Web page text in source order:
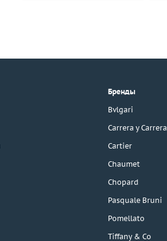
Бренды
Bvlgari
Carrera y Carrera
Cartier
Chaumet
Chopard
Pasquale Bruni
Pomellato
Tiffany & Co